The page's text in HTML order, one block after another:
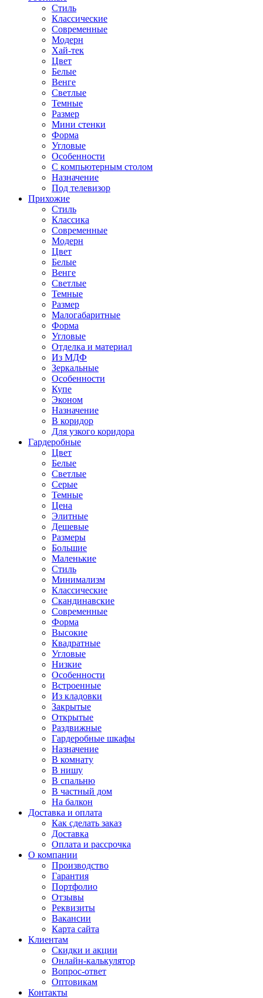
Стиль
Классические
Современные
Модерн
Хай-тек
Цвет
Белые
Венге
Светлые
Темные
Размер
Мини стенки
Форма
Угловые
Особенности
С компьютерным столом
Назначение
Под телевизор
Прихожие
Стиль
Классика
Современные
Модерн
Цвет
Белые
Венге
Светлые
Темные
Размер
Малогабаритные
Форма
Угловые
Отделка и материал
Из МДФ
Зеркальные
Особенности
Купе
Эконом
Назначение
В коридор
Для узкого коридора
Гардеробные
Цвет
Белые
Светлые
Серые
Темные
Цена
Элитные
Дешевые
Размеры
Большие
Маленькие
Стиль
Минимализм
Классические
Скандинавские
Современные
Форма
Высокие
Квадратные
Угловые
Низкие
Особенности
Встроенные
Из кладовки
Закрытые
Открытые
Раздвижные
Гардеробные шкафы
Назначение
В комнату
В нишу
В спальню
В частный дом
На балкон
Доставка и оплата
Как сделать заказ
Доставка
Оплата и рассрочка
О компании
Производство
Гарантия
Портфолио
Отзывы
Реквизиты
Вакансии
Карта сайта
Клиентам
Скидки и акции
Онлайн-калькулятор
Вопрос-ответ
Оптовикам
Контакты